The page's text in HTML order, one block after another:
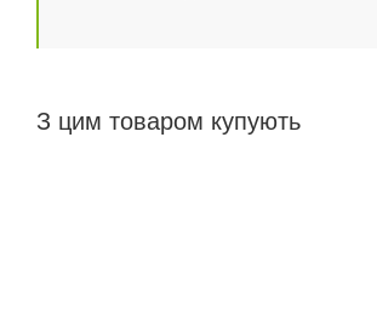
З цим товаром купують